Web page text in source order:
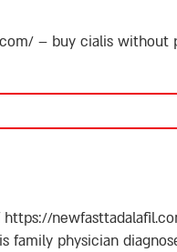
– buy cialis without
https://
family physician